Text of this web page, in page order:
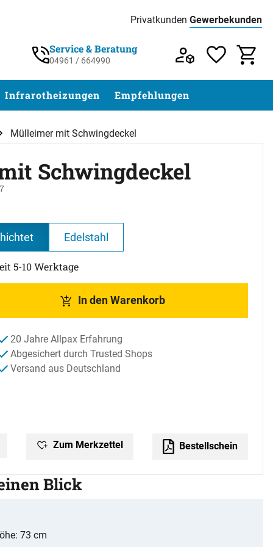
Privatkunden Preisliste:
Gewerbekunden
Service & Beratung unter 04961 / 77
Service & Beratung
04961 / 664990
Infrarotheizungen Empfehlungen
Mülleimer mit Schwingdeckel
Schwingdeckel
Edelstahl
5-10 Werktage
In den Warenkorb
20 Jahre Allpax Erfahrung
Abgesichert durch Trusted Shops
Versand aus Deutschland
Zum Merkzettel Bestellschein
Blick
73 cm